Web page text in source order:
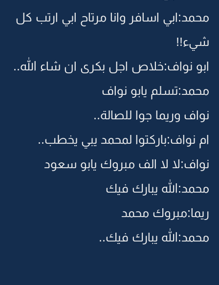
محمد:ابي اسافر وانا مرتاح ابي ارتب كل
شيء!!
ابو نواف:خلاص اجل بكرى ان شاء الله..
محمد:تسلم يابو نواف
نواف وريما جوا للصالة..
ام نواف:باركتوا لمحمد يبي يخطب..
نواف:لا لا الف مبروك يابو سعود
محمد:الله يبارك فيك
ريما:مبروك محمد
محمد:الله يبارك فيك..